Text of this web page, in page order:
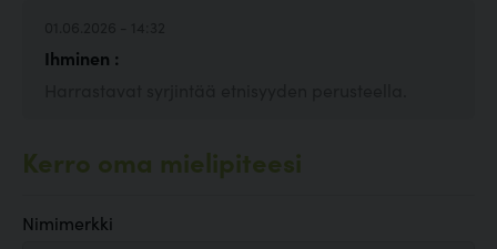
Ihminen :
Kerro oma mielipiteesi
Nimimerkki